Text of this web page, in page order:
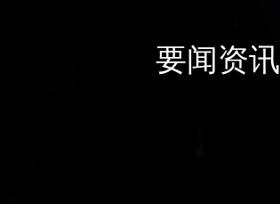
要闻资讯